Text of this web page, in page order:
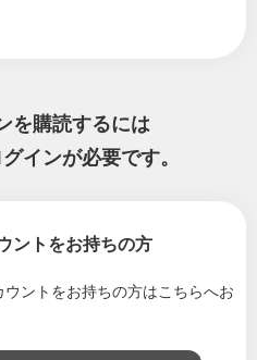
を購読するには
インが必要です。
ントをお持ちの方
ントをお持ちの方はこちらへお